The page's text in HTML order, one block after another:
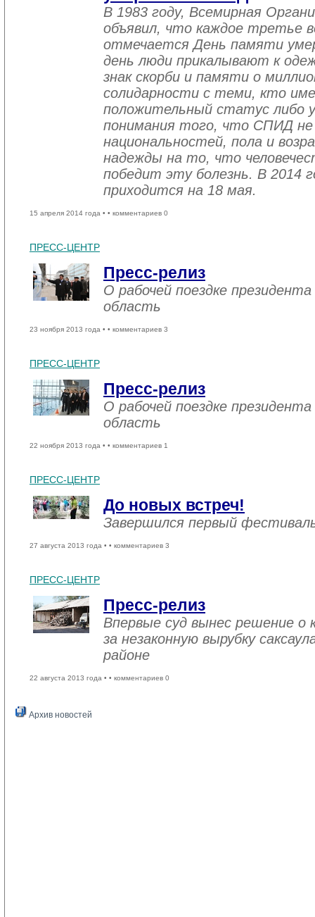
В 1983 году, Всемирная
объявил, что каждое третье
отмечается День памяти
день люди прикалывают к
знак скорби и памяти о
солидарности с теми, кто
положительный статус либо
понимания того, что СПИД
национальностей, пола и
надежды на то, что
победит эту болезнь. В 2014
приходится на 18 мая.
15 апреля 2014 года • • комментариев 0
ПРЕСС-ЦЕНТР
Пресс-релиз
О рабочей поездке
область
23 ноября 2013 года • • комментариев 3
ПРЕСС-ЦЕНТР
Пресс-релиз
О рабочей поездке
область
22 ноября 2013 года • • комментариев 1
ПРЕСС-ЦЕНТР
До новых встреч!
Завершился первый
27 августа 2013 года • • комментариев 3
ПРЕСС-ЦЕНТР
Пресс-релиз
Впервые суд вынес решение о
за незаконную вырубку
районе
22 августа 2013 года • • комментариев 0
Архив новостей